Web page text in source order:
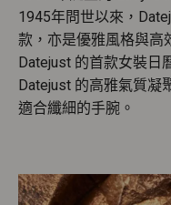
1945年問世以來，
款，亦是優雅風格與高
Datejust 的首款女裝日
Datejust 的高雅氣質凝
適合纖細的手腕。